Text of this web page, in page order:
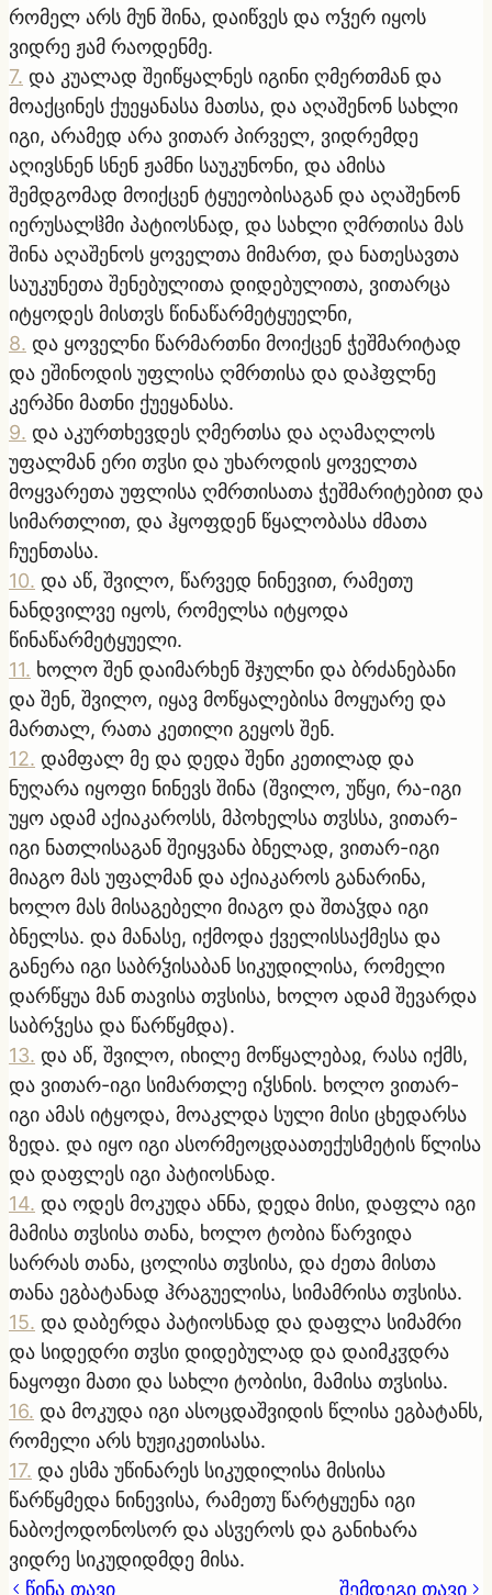
რომელ არს მუნ შინა, დაიწვეს და ოჴერ იყოს
ვიდრე ჟამ რაოდენმე.
7. და კუალად შეიწყალნეს იგინი ღმერთმან და
მოაქცინეს ქუეყანასა მათსა, და აღაშენონ სახლი
იგი, არამედ არა ვითარ პირველ, ვიდრემდე
აღივსნენ სნენ ჟამნი საუკუნონი, და ამისა
შემდგომად მოიქცენ ტყუეობისაგან და აღაშენონ
იერუსალჱმი პატიოსნად, და სახლი ღმრთისა მას
შინა აღაშენოს ყოველთა მიმართ, და ნათესავთა
საუკუნეთა შენებულითა დიდებულითა, ვითარცა
იტყოდეს მისთჳს წინაწარმეტყუელნი,
8. და ყოველნი წარმართნი მოიქცენ ჭეშმარიტად
და ეშინოდის უფლისა ღმრთისა და დაჰფლნე
კერპნი მათნი ქუეყანასა.
9. და აკურთხევდეს ღმერთსა და აღამაღლოს
უფალმან ერი თჳსი და უხაროდის ყოველთა
მოყვარეთა უფლისა ღმრთისათა ჭეშმარიტებით და
სიმართლით, და ჰყოფდენ წყალობასა ძმათა
ჩუენთასა.
10. და აწ, შვილო, წარვედ ნინევით, რამეთუ
ნანდვილვე იყოს, რომელსა იტყოდა
წინაწარმეტყუელი.
11. ხოლო შენ დაიმარხენ შჯულნი და ბრძანებანი
და შენ, შვილო, იყავ მოწყალებისა მოყუარე და
მართალ, რათა კეთილი გეყოს შენ.
12. დამფალ მე და დედა შენი კეთილად და
ნუღარა იყოფი ნინევს შინა (შვილო, უწყი, რა-იგი
უყო ადამ აქიაკაროსს, მპოხელსა თჳსსა, ვითარ-
იგი ნათლისაგან შეიყვანა ბნელად, ვითარ-იგი
მიაგო მას უფალმან და აქიაკაროს განარინა,
ხოლო მას მისაგებელი მიაგო და შთაჴდა იგი
ბნელსა. და მანასე, იქმოდა ქველისსაქმესა და
განერა იგი საბრჴისაბან სიკუდილისა, რომელი
დარწყუა მან თავისა თჳსისა, ხოლო ადამ შევარდა
საბრჴესა და წარწყმდა).
13. და აწ, შვილო, იხილე მოწყალებაჲ, რასა იქმს,
და ვითარ-იგი სიმართლე იჴსნის. ხოლო ვითარ-
იგი ამას იტყოდა, მოაკლდა სული მისი ცხედარსა
ზედა. და იყო იგი ასორმეოცდაათექუსმეტის წლისა
და დაფლეს იგი პატიოსნად.
14. და ოდეს მოკუდა ანნა, დედა მისი, დაფლა იგი
მამისა თჳსისა თანა, ხოლო ტობია წარვიდა
სარრას თანა, ცოლისა თჳსისა, და ძეთა მისთა
თანა ეგბატანად ჰრაგუელისა, სიმამრისა თჳსისა.
15. და დაბერდა პატიოსნად და დაფლა სიმამრი
და სიდედრი თჳსი დიდებულად და დაიმკჳდრა
ნაყოფი მათი და სახლი ტობისი, მამისა თჳსისა.
16. და მოკუდა იგი ასოცდაშვიდის წლისა ეგბატანს,
რომელი არს ხუჟიკეთისასა.
17. და ესმა უწინარეს სიკუდილისა მისისა
წარწყმედა ნინევისა, რამეთუ წარტყუენა იგი
ნაბოქოდონოსორ და ასჳეროს და განიხარა
ვიდრე სიკუდიდმდე მისა.
წინა თავი
შემდეგი თავი